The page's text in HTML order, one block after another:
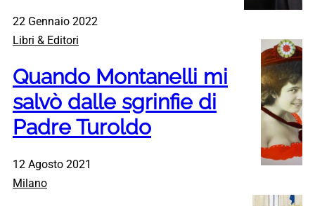
22 Gennaio 2022
Libri & Editori
Quando Montanelli mi
salvò dalle sgrinfie di
Padre Turoldo
12 Agosto 2021
Milano